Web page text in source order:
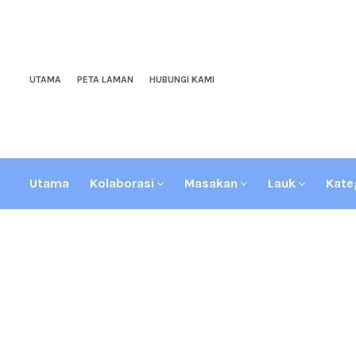
UTAMA PETA LAMAN HUBUNGI KAMI
Utama Kolaborasi Masakan Lauk